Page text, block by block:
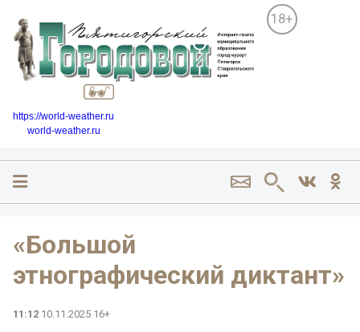
18+
https://world-weather.ru
world-weather.ru
«Большой
этнографический диктант»
11:12 10.11.2025 16+